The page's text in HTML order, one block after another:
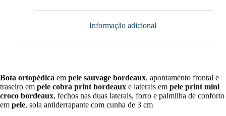
Informação adicional
Bota ortopédica em pele sauvage bordeaux, apontamento frontal e
traseiro em pele cobra print bordeaux e laterais em pele print mini
croco bordeaux, fechos nas duas laterais, forro e palmilha de conforto
em pele, sola antiderrapante com cunha de 3 cm